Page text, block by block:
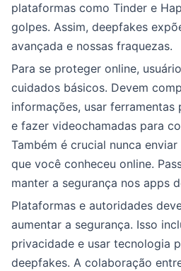
plataformas como Tinder e
golpes. Assim, deepfakes
avançada e nossas fraquezas.
Para se proteger online,
cuidados básicos. Devem
informações, usar ferramentas
e fazer videochamadas para
Também é crucial nunca
que você conheceu online.
manter a segurança nos apps
Plataformas e autoridades
aumentar a segurança. Isso
privacidade e usar tecnologia
deepfakes. A colaboração